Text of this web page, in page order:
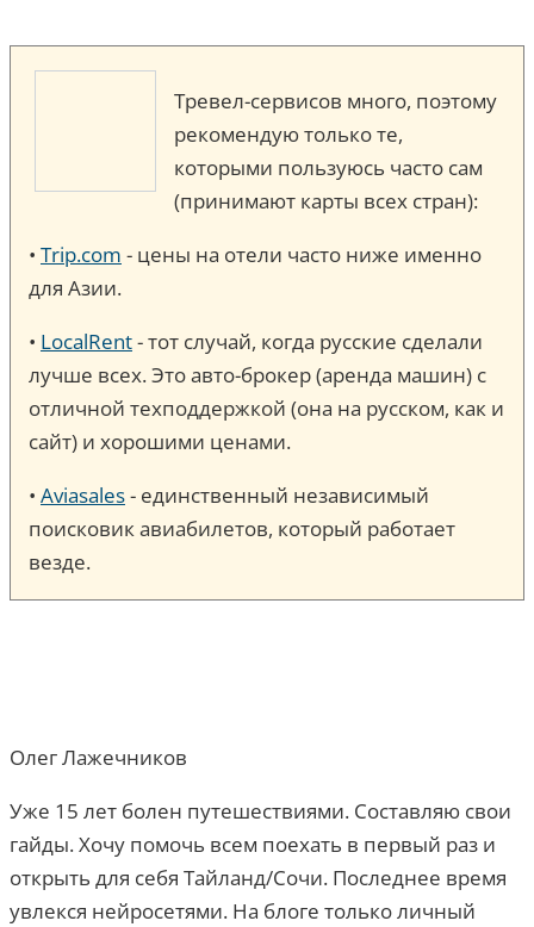
Тревел-сервисов много, поэтому
рекомендую только те,
которыми пользуюсь часто сам
(принимают карты всех стран):
• Trip.com - цены на отели часто ниже именно
для Азии.
• LocalRent- тот случай, когда русские сделали
лучше всех. Это авто-брокер (аренда машин) c
отличной техподдержкой (она на русском, как и
сайт) и хорошими ценами.
• Aviasales- единственный независимый
поисковик авиабилетов, который работает
везде.
Олег Лажечников
Уже 15 лет болен путешествиями. Составляю свои
гайды. Хочу помочь всем поехать в первый раз и
открыть для себя Тайланд/Сочи. Последнее время
увлекся нейросетями. На блоге только личный